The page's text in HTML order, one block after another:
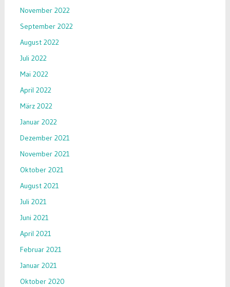
November 2022
September 2022
August 2022
Juli 2022
Mai 2022
April 2022
März 2022
Januar 2022
Dezember 2021
November 2021
Oktober 2021
August 2021
Juli 2021
Juni 2021
April 2021
Februar 2021
Januar 2021
Oktober 2020